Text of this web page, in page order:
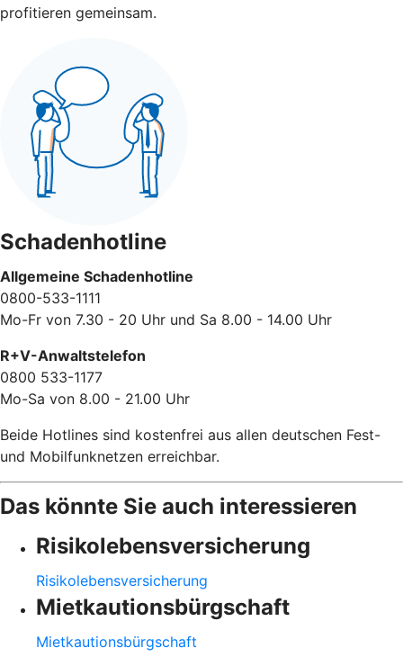
profitieren gemeinsam.
Schadenhotline
Allgemeine Schadenhotline
0800-533-1111
Mo-Fr von 7.30 - 20 Uhr und Sa 8.00 - 14.00 Uhr
R+V-Anwaltstelefon
0800 533-1177
Mo-Sa von 8.00 - 21.00 Uhr
Beide Hotlines sind kostenfrei aus allen deutschen Fest-
und Mobilfunknetzen erreichbar.
Das könnte Sie auch interessieren
Risikolebensversicherung
Risikolebensversicherung
Mietkautionsbürgschaft
Mietkautionsbürgschaft